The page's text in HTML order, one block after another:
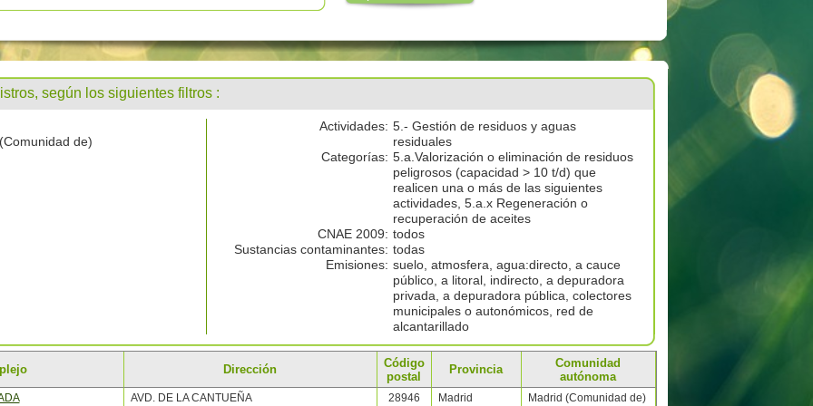
según los siguientes filtros :
de)
Actividades: 5.- Gestión de residuos y aguas
residuales
Categorías: 5.a.Valorización o eliminación de residuos
peligrosos (capacidad > 10 t/d) que
realicen una o más de las siguientes
actividades, 5.a.x Regeneración o
recuperación de aceites
CNAE 2009: todos
Sustancias contaminantes: todas
Emisiones: suelo, atmosfera, agua:directo, a cauce
público, a litoral, indirecto, a depuradora
privada, a depuradora pública, colectores
municipales o autonómicos, red de
alcantarillado
Dirección
Código
postal
Provincia
Comunidad
autónoma
AVD. DE LA CANTUEÑA 28946 Madrid Madrid (Comunidad de)